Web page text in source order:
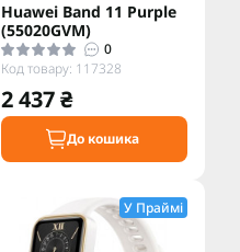
Huawei Band 11 Purple
(55020GVM)
0
Код товару: 117328
2 437 ₴
До кошика
У Праймі